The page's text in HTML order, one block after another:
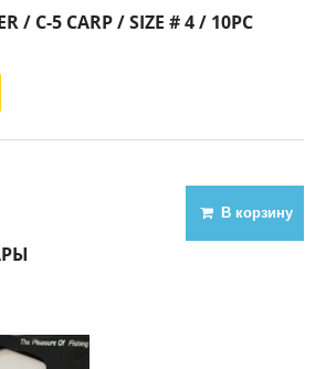
/ С-5 СARP / SIZE # 4 / 10PC
В корзину